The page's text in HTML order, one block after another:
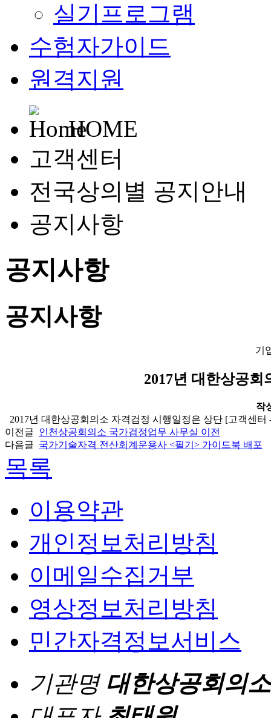
실기프로그램
수험자가이드
원격지원
HOME
고객센터
전국상의별 공지안내
공지사항
공지사항
공지사항
기
2017년 대한상공
작
2017년 대한상공회의소 자격검정 시행일정은 상단 [고객센
이전글 인천상공회의소 국가검정업무 사무실 이전
다음글 국가기술자격 전산회계운용사 <필기> 가이드북 배포
목록
이용약관
개인정보처리방침
이메일수집거부
영상정보처리방침
민간자격정보서비스
기관명 대한상공회의소